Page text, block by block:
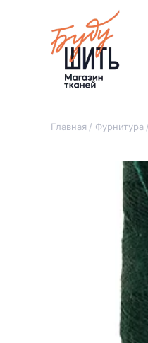
Главная Фурнитура